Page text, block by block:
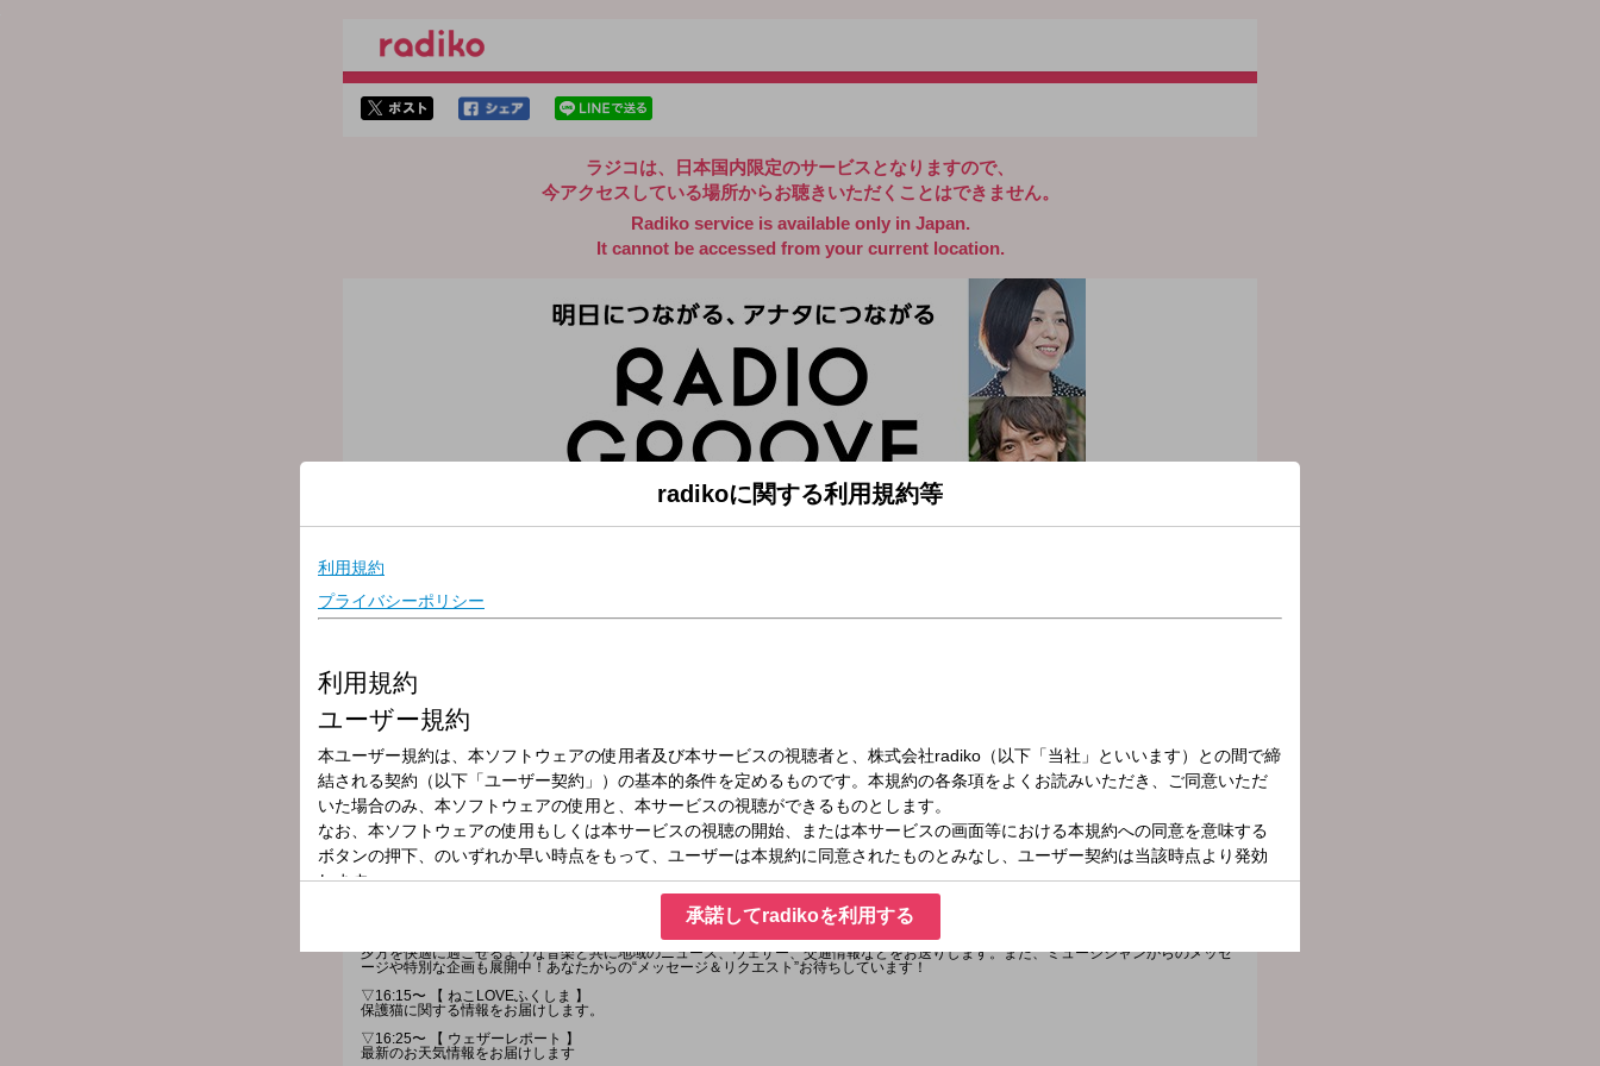
ラジコは、日本国内限定のサービスとなりますので、
今アクセスしている場所からお聴きいただくことはできません。
Radiko service is available only in Japan.
It cannot be accessed from your current location.
放送局
放送時間
2026年7月6日（月）16:00～17:20
～明日につながる、アナタにつながる～RADIOGROOVE
スイッチが“ON”から“OFF”へと切替わる平日夕方のひとときに、心地よい音楽とパーソナリティのトークをお届けします。
夕方を快適に過ごせるような音楽と共に地域のニュース、ウェザー、交通情報などをお送りします。また、ミュージシャンからのメッセ
ージや特別な企画も展開中！あなたからの“メッセージ＆リクエスト”お待ちしています！
▽16:15〜 【 ねこLOVEふくしま 】
保護猫に関する情報をお届けします。
▽16:25〜 【 ウェザーレポート 】
最新のお天気情報をお届けします
radikoに関する利用規約等
承諾してradikoを利用する